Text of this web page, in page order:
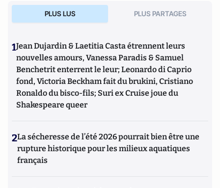
PLUS LUS PLUS PARTAGES
1Jean Dujardin & Laetitia Casta étrennent leurs
nouvelles amours, Vanessa Paradis & Samuel
Benchetrit enterrent le leur; Leonardo di Caprio
fond, Victoria Beckham fait du brukini, Cristiano
Ronaldo du bisco-fils; Suri ex Cruise joue du
Shakespeare queer
2La sécheresse de l’été 2026 pourrait bien être une
rupture historique pour les milieux aquatiques
français